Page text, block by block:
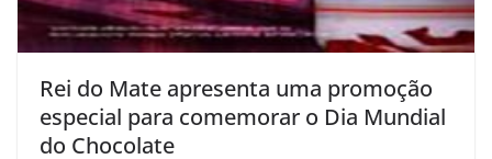
Rei do Mate apresenta uma promoção
especial para comemorar o Dia Mundial
do Chocolate